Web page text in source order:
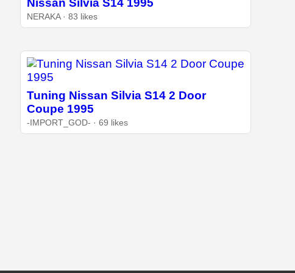
NERAKA · 83 likes
Tuning Nissan Silvia S14 2 Door
Coupe 1995
-IMPORT_GOD- · 69 likes